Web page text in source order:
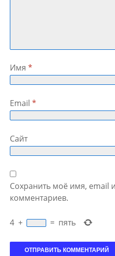
Имя*
Email*
Сайт
Сохранить моё имя, email
комментариев.
4 + = пять